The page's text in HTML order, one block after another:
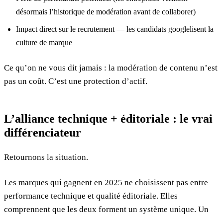
désormais l’historique de modération avant de collaborer)
Impact direct sur le recrutement — les candidats googlelisent la
culture de marque
Ce qu’on ne vous dit jamais : la modération de contenu n’est
pas un coût. C’est une protection d’actif.
L’alliance technique + éditoriale : le vrai
différenciateur
Retournons la situation.
Les marques qui gagnent en 2025 ne choisissent pas entre
performance technique et qualité éditoriale. Elles
comprennent que les deux forment un système unique. Un